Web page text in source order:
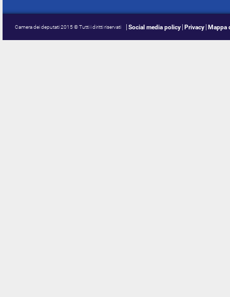
Camera dei deputati 2015 © Tutti i diritti riservati Social media policy Privacy Mappa